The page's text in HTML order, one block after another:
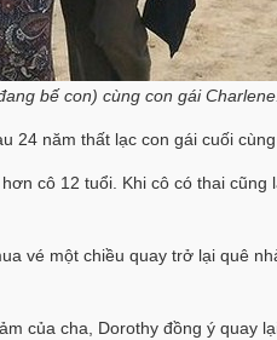
bế con) cùng con gái
24 năm thất lạc con gái cuối
cô 12 tuổi. Khi cô có thai
vé một chiều quay trở lại quê
của cha, Dorothy đồng ý quay